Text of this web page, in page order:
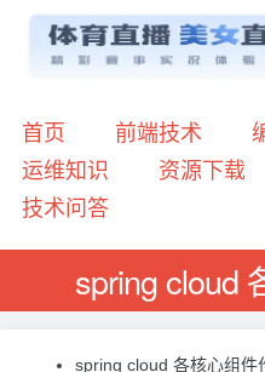
首页 前端技术
运维知识
资源下载
技术问答
spring cloud
spring cloud 各核心组件